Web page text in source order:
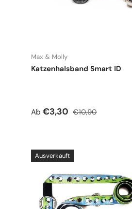
Max & Molly
Katzenhalsband Smart ID
Verkaufspreis
Ab €3,30 Normaler Preis
€10,90
Ausverkauft